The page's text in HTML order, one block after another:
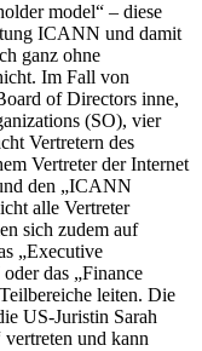
model“ – diese
ICANN und damit
ganz ohne
Im Fall von
of Directors inne,
(SO), vier
Vertretern des
Vertreter der Internet
den „ICANN
alle Vertreter
sich zudem auf
„Executive
das „Finance
leiten. Die
US-Juristin Sarah
und kann